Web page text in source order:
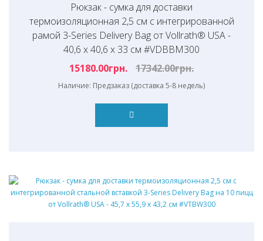
Рюкзак - сумка для доставки
термоизоляционная 2,5 см с интегрированной
рамой 3-Series Delivery Bag от Vollrath® USA -
40,6 х 40,6 х 33 см #VDBBM300
15180.00грн.
17342.00грн.
Наличие: Предзаказ (доставка 5-8 недель)